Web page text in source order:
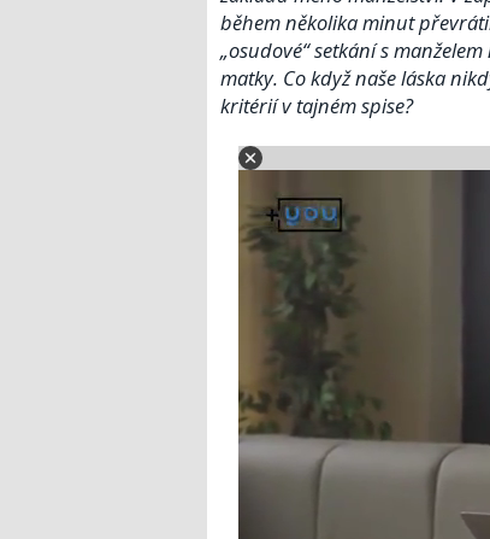
během několika minut
„osudové“ setkání s
matky. Co když naše láska
kritérií v tajném spise?